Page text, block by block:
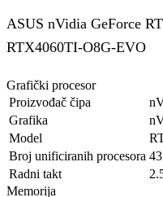
ASUS nVidia GeForce
RTX4060TI-O8G-EVO
Grafički procesor
Proizvođač čipa
Grafika
Model
Broj unificiranih procesora
Radni takt
Memorija